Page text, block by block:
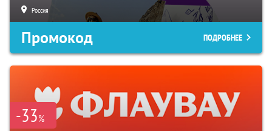
Россия
Промокод ПОДРОБНЕЕ
-33%